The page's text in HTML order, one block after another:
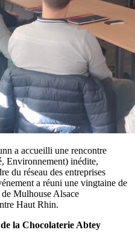
a accueilli une rencontre
Environnement) inédite,
du réseau des entreprises
a réuni une vingtaine de
Mulhouse Alsace
Haut Rhin.
la Chocolaterie Abtey